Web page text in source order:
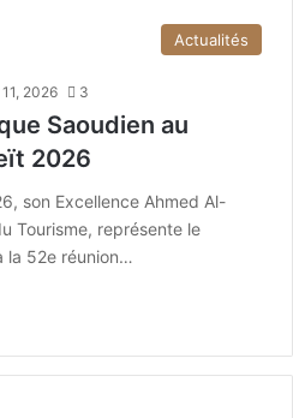
Actualités
2026 3
Saoudien au
2026
son Excellence Ahmed Al-
Tourisme, représente le
la 52e réunion…